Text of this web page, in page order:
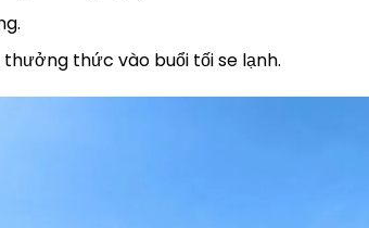
thức vào buổi tối se lạnh.